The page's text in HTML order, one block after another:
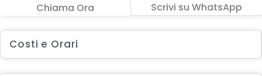
Chiama Ora Scrivi su WhatsApp
Costi e Orari